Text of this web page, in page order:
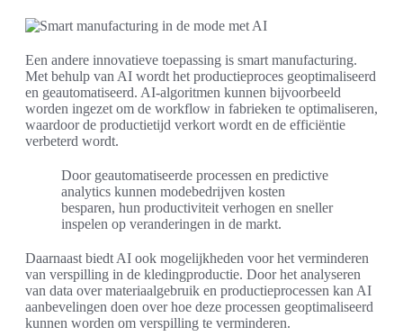
Een andere innovatieve toepassing is smart manufacturing.
Met behulp van AI wordt het productieproces geoptimaliseerd
en geautomatiseerd. AI-algoritmen kunnen bijvoorbeeld
worden ingezet om de workflow in fabrieken te optimaliseren,
waardoor de productietijd verkort wordt en de efficiëntie
verbeterd wordt.
Door geautomatiseerde processen en predictive
analytics kunnen modebedrijven kosten
besparen, hun productiviteit verhogen en sneller
inspelen op veranderingen in de markt.
Daarnaast biedt AI ook mogelijkheden voor het verminderen
van verspilling in de kledingproductie. Door het analyseren
van data over materiaalgebruik en productieprocessen kan AI
aanbevelingen doen over hoe deze processen geoptimaliseerd
kunnen worden om verspilling te verminderen.